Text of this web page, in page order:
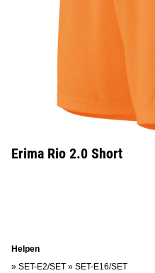
Erima Rio 2.0 Short
Helpen
» SET-E2/SET » SET-E16/SET